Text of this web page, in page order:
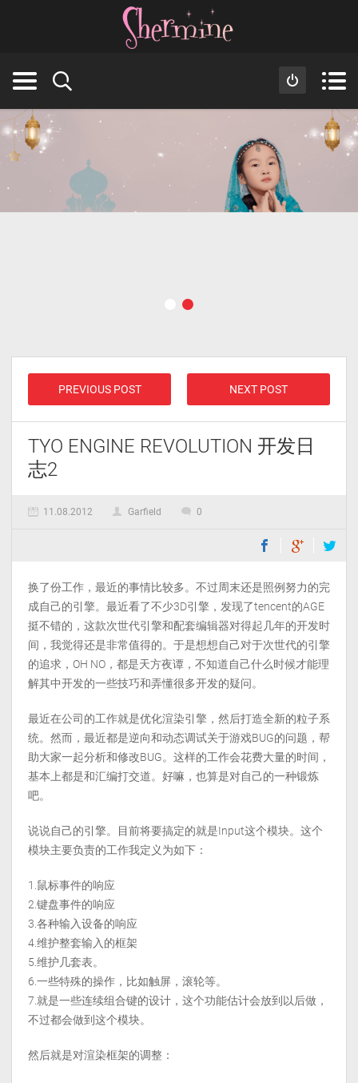
PREVIOUS POST NEXT POST
TYO ENGINE REVOLUTION 开发日
志2
11.08.2012 Garfield 0
换了份工作，最近的事情比较多。不过周末还是照例努力的完
成自己的引擎。最近看了不少3D引擎，发现了tencent的AGE
挺不错的，这款次世代引擎和配套编辑器对得起几年的开发时
间，我觉得还是非常值得的。于是想想自己对于次世代的引擎
的追求，OH NO，都是天方夜谭，不知道自己什么时候才能理
解其中开发的一些技巧和弄懂很多开发的疑问。
最近在公司的工作就是优化渲染引擎，然后打造全新的粒子系
统。然而，最近都是逆向和动态调试关于游戏BUG的问题，帮
助大家一起分析和修改BUG。这样的工作会花费大量的时间，
基本上都是和汇编打交道。好嘛，也算是对自己的一种锻炼
吧。
说说自己的引擎。目前将要搞定的就是Input这个模块。这个
模块主要负责的工作我定义为如下：
1.鼠标事件的响应
2.键盘事件的响应
3.各种输入设备的响应
4.维护整套输入的框架
5.维护几套表。
6.一些特殊的操作，比如触屏，滚轮等。
7.就是一些连续组合键的设计，这个功能估计会放到以后做，
不过都会做到这个模块。
然后就是对渲染框架的调整：